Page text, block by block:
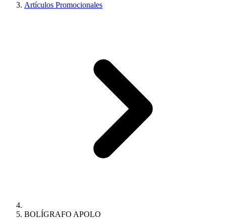
Artículos Promocionales
BOLÍGRAFO APOLO